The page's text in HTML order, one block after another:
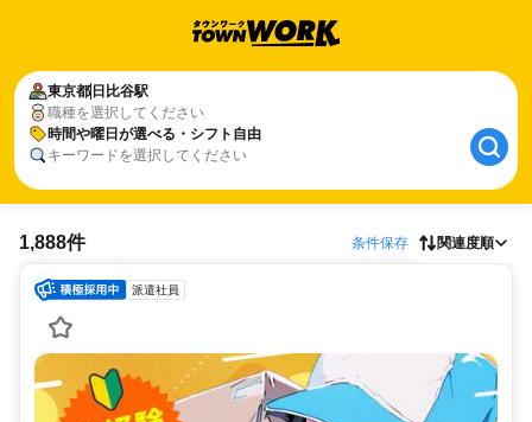
東京都 日比谷駅
職種を選択してください
時間や曜日が選べる・シフト自由
キーワードを選択してください
1,888件 条件保存 関連度順
派遣社員